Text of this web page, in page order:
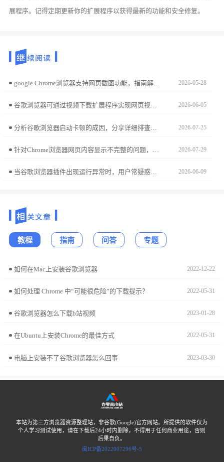
展程序。记得定期更新你的扩展程序以获得最新的功能和安全修复。
google Chrome浏览器支持网页截图功能，指南解析操作步骤，用户可快速保存页面内容，满足学习与工作场景需求。 2026-05-28
谷歌浏览器可通过视频下载扩展程序实现网页视频保存，适用于教学、资料整理等用途，操作简单高效。 2026-06-05
分析谷歌浏览器启动卡顿的成因，分享详细排查步骤和优化方法，帮助用户显著提升启动速度和稳定性。 2026-07-25
2026-07-29
当谷歌浏览器插件出现运行异常时，用户常疑惑是否必须卸载重装。本文分析异常类型，给出科学处理建议，帮助用户选择最佳故障解决方案。 2026-06-09
教程 指南 问答 专题
如何在Mac上安装谷歌浏览器 2022-12-22
如何处理 Chrome 中“可能很危险”的下载提示？ 2022-05-31
谷歌浏览器怎么下载b站视频 2023-01-28
在Ubuntu上安装Chrome的最佳方式 2022-05-31
电脑上安装不了谷歌浏览器怎么回事 2023-03-30
本站为第三方浏览器资源整理站，非谷歌(Google)官方网站。所提供的软件仅为
个人学习测试使用，请在下载后24小时内删除，不得用于任何商业用途，否则
后果自负。
闽ICP备2022007296号-5